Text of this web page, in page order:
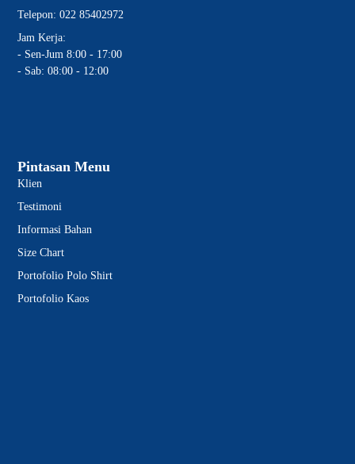
Pintasan Menu
Klien
Testimoni
Informasi Bahan
Size Chart
Portofolio Polo Shirt
Portofolio Kaos
Telepon: 022 85402972
Jam Kerja:
- Sen-Jum 8:00 - 17:00
- Sab: 08:00 - 12:00